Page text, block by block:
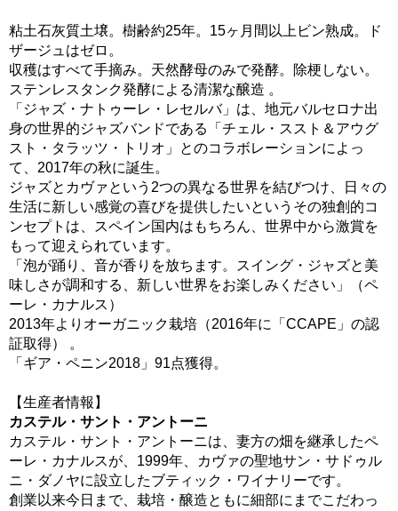
粘土石灰質土壌。樹齢約25年。15ヶ月間以上ビン熟成。ド
ザージュはゼロ。
収穫はすべて手摘み。天然酵母のみで発酵。除梗しない。
ステンレスタンク発酵による清潔な醸造 。
「ジャズ・ナトゥーレ・レセルバ」は、地元バルセロナ出
身の世界的ジャズバンドである「チェル・ススト＆アウグ
スト・タラッツ・トリオ」とのコラボレーションによっ
て、2017年の秋に誕生。
ジャズとカヴァという2つの異なる世界を結びつけ、日々の
生活に新しい感覚の喜びを提供したいというその独創的コ
ンセプトは、スペイン国内はもちろん、世界中から激賞を
もって迎えられています。
「泡が踊り、音が香りを放ちます。スイング・ジャズと美
味しさが調和する、新しい世界をお楽しみください」（ペ
ーレ・カナルス）
2013年よりオーガニック栽培（2016年に「CCAPE」の認
証取得） 。
「ギア・ペニン2018」91点獲得。
【生産者情報】
カステル・サント・アントーニ
カステル・サント・アントーニは、妻方の畑を継承したペ
ーレ・カナルスが、1999年、カヴァの聖地サン・サドゥル
ニ・ダノヤに設立したブティック・ワイナリーです。
創業以来今日まで、栽培・醸造ともに細部にまでこだわっ